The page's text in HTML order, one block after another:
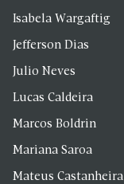
Isabela Wargaftig
Jefferson Dias
Julio Neves
Lucas Caldeira
Marcos Boldrin
Mariana Saroa
Mateus Castanheira